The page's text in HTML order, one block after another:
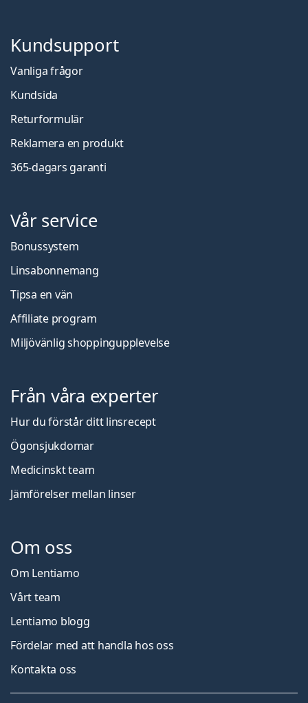
Kundsupport
Vanliga frågor
Kundsida
Returformulär
Reklamera en produkt
365-dagars garanti
Vår service
Bonussystem
Linsabonnemang
Tipsa en vän
Affiliate program
Miljövänlig shoppingupplevelse
Från våra experter
Hur du förstår ditt linsrecept
Ögonsjukdomar
Medicinskt team
Jämförelser mellan linser
Om oss
Om Lentiamo
Vårt team
Lentiamo blogg
Fördelar med att handla hos oss
Kontakta oss